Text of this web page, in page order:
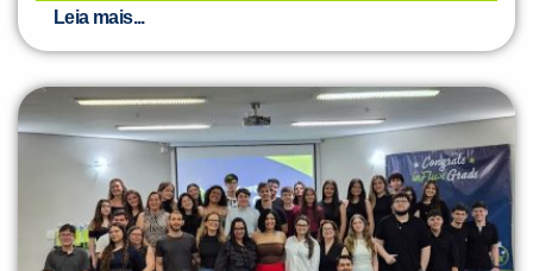
Leia mais...